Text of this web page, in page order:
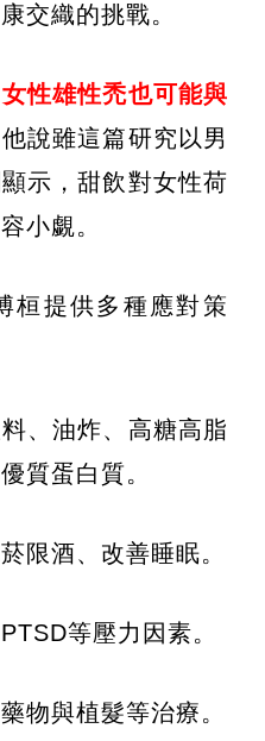
交織的挑戰。
性雄性禿也可能與
他說雖這篇研究以男
示，甜飲對女性荷
小覷。
桓提供多種應對策
、油炸、高糖高脂
質蛋白質。
限酒、改善睡眠。
等壓力因素。
物與植髮等治療。